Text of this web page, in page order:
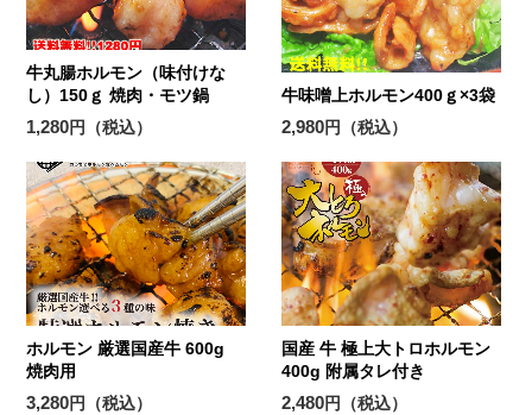
牛丸腸ホルモン（味付けな
し）150ｇ 焼肉・モツ鍋
1,280円（税込）
牛味噌上ホルモン400ｇ×3袋
2,980円（税込）
ホルモン 厳選国産牛 600g
焼肉用
3,280円（税込）
国産 牛 極上大トロホルモン
400g 附属タレ付き
2,480円（税込）